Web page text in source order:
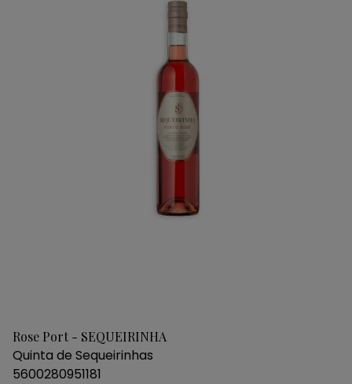
Rose Port - SEQUEIRINHA
Quinta de Sequeirinhas
5600280951181